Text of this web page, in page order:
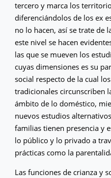
tercero y marca los
diferenciándolos de los ex
no lo hacen, así se trate de
este nivel se hacen
las que se mueven los
cuyas dimensiones es su
social respecto de la cual
tradicionales circunscriben
ámbito de lo doméstico,
nuevos estudios
familias tienen presencia y
lo público y lo privado a
prácticas como la
Las funciones de crianza y